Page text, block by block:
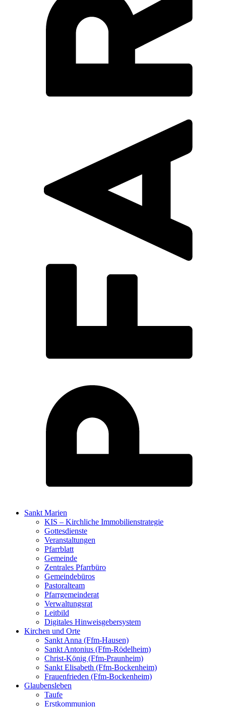
Sankt Marien
KIS – Kirchliche Immobilienstrategie
Gottesdienste
Veranstaltungen
Pfarrblatt
Gemeinde
Zentrales Pfarrbüro
Gemeindebüros
Pastoralteam
Pfarrgemeinderat
Verwaltungsrat
Leitbild
Digitales Hinweisgebersystem
Kirchen und Orte
Sankt Anna (Ffm-Hausen)
Sankt Antonius (Ffm-Rödelheim)
Christ-König (Ffm-Praunheim)
Sankt Elisabeth (Ffm-Bockenheim)
Frauenfrieden (Ffm-Bockenheim)
Glaubensleben
Taufe
Erstkommunion